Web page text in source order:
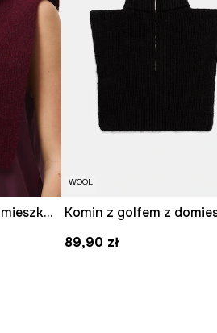
Komin z golfem z domieszką wełny
WOOL
89,90 zł